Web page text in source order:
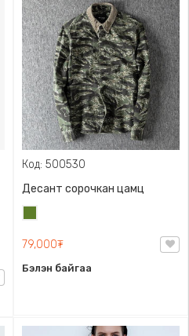
Код: 500530
Десант сорочкан цамц
79,000₮
Бэлэн байгаа